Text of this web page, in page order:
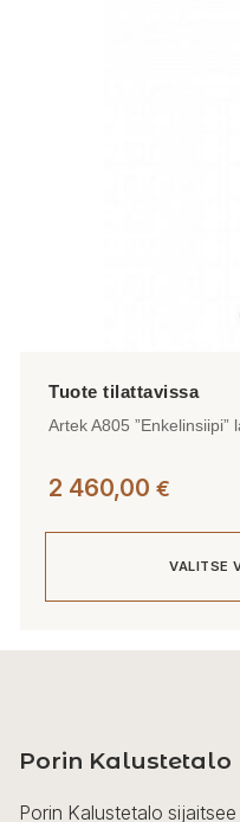
Artek A805 ”Enkelinsiipi”
2 460,00 €
VALITSE
muunnelma.
Porin Kalustetalo
Porin Kalustetalo